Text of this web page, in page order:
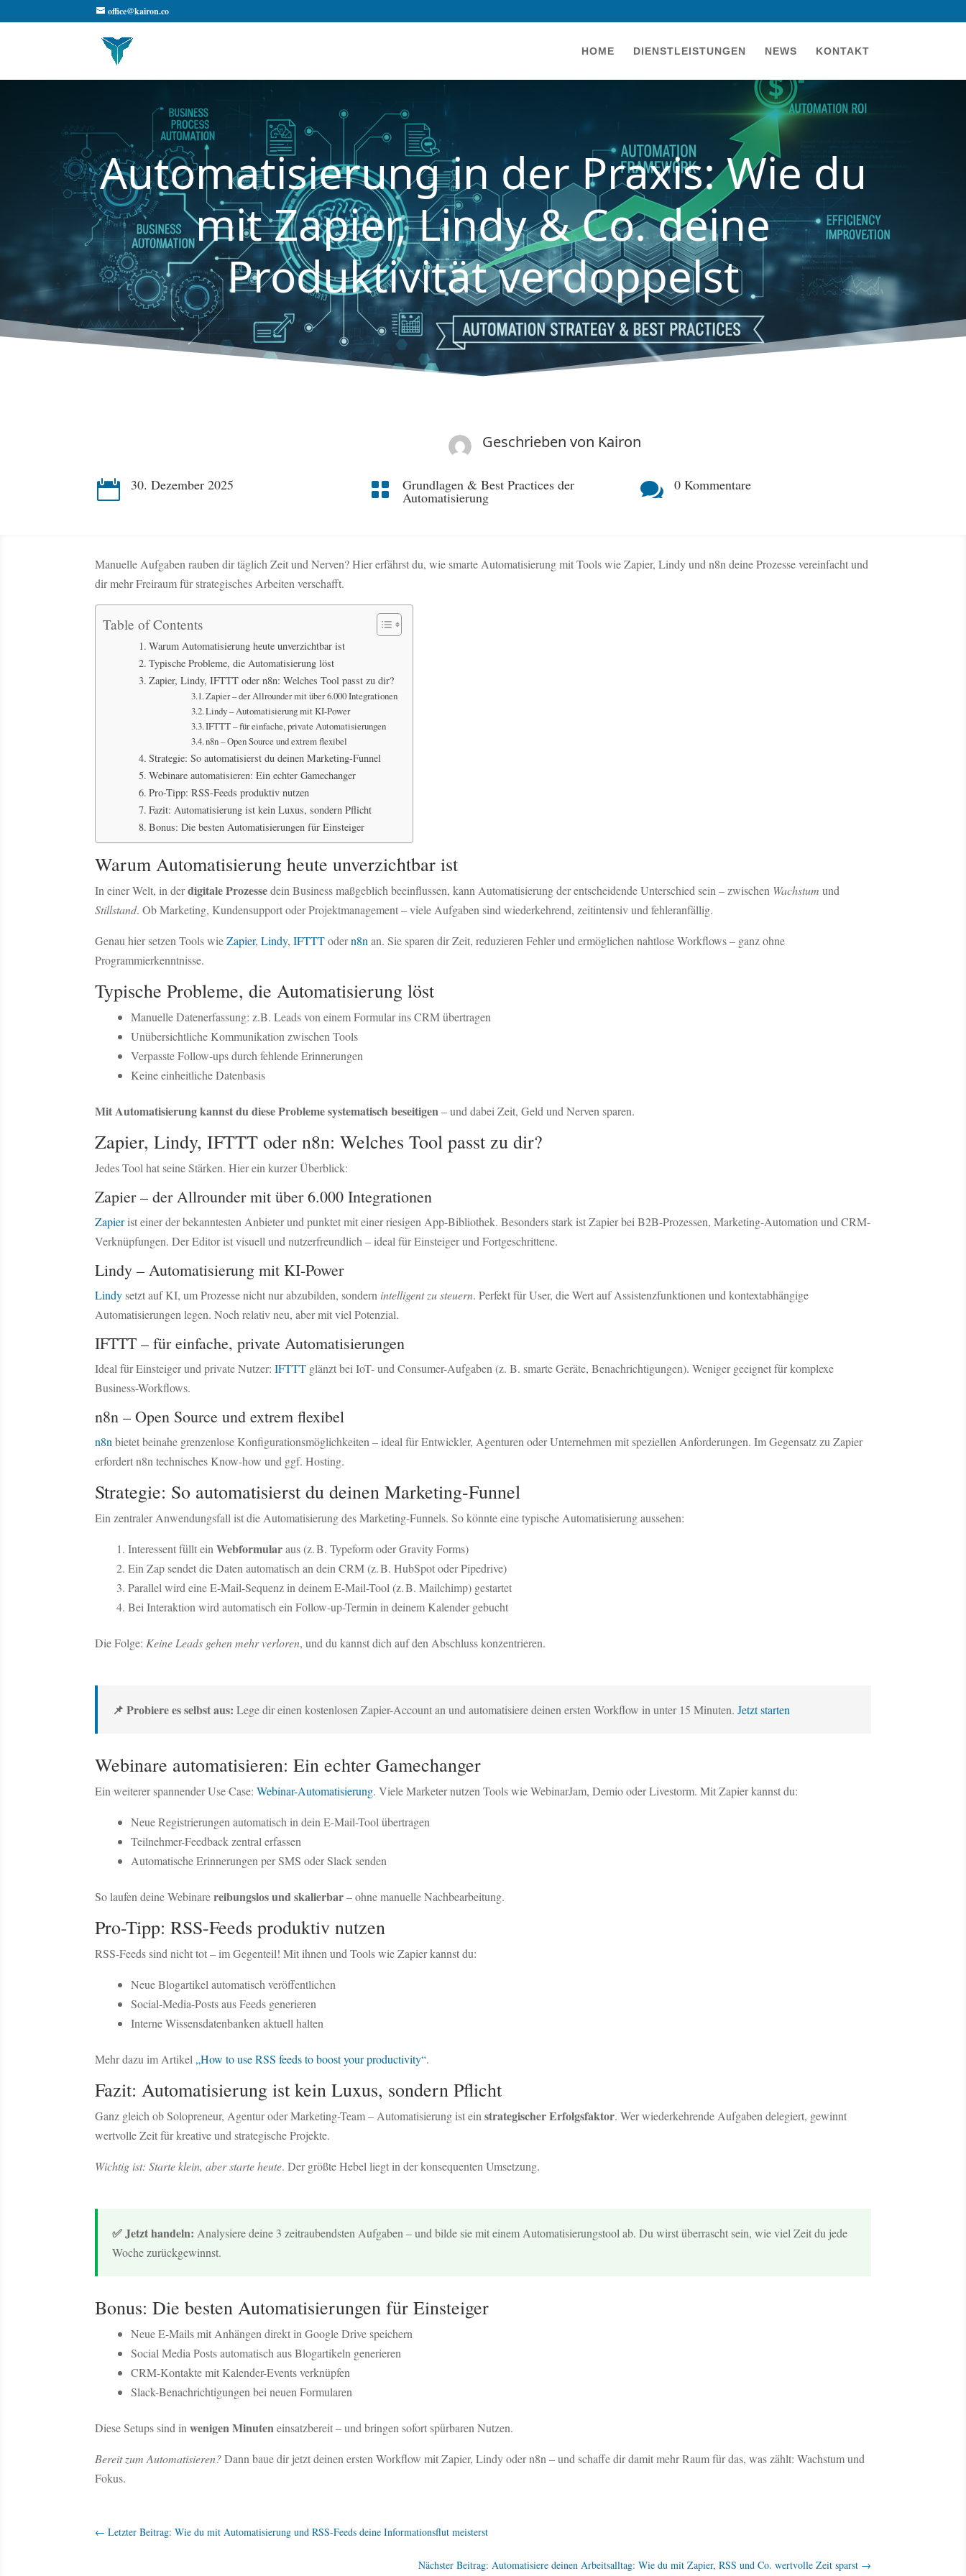
office@kairon.co
HOME DIENSTLEISTUNGEN NEWS KONTAKT
Automatisierung in der Praxis: Wie du
mit Zapier, Lindy & Co. deine
Produktivität verdoppelst
Geschrieben von Kairon
 30. Dezember 2025  Grundlagen & Best Practices der
Automatisierung  0 Kommentare
Manuelle Aufgaben rauben dir täglich Zeit und Nerven? Hier erfährst du, wie smarte Automatisierung mit Tools wie Zapier, Lindy und n8n deine Prozesse vereinfacht und
dir mehr Freiraum für strategisches Arbeiten verschafft.
Table of Contents
Warum Automatisierung heute unverzichtbar ist
Typische Probleme, die Automatisierung löst
Zapier, Lindy, IFTTT oder n8n: Welches Tool passt zu dir?
Zapier – der Allrounder mit über 6.000 Integrationen
Lindy – Automatisierung mit KI-Power
IFTTT – für einfache, private Automatisierungen
n8n – Open Source und extrem flexibel
Strategie: So automatisierst du deinen Marketing-Funnel
Webinare automatisieren: Ein echter Gamechanger
Pro-Tipp: RSS-Feeds produktiv nutzen
Fazit: Automatisierung ist kein Luxus, sondern Pflicht
Bonus: Die besten Automatisierungen für Einsteiger
Warum Automatisierung heute unverzichtbar ist
In einer Welt, in derdigitale Prozessedein Business maßgeblich beeinflussen, kann Automatisierung der entscheidende Unterschied sein – zwischen Wachstum und
Stillstand. Ob Marketing, Kundensupport oder Projektmanagement – viele Aufgaben sind wiederkehrend, zeitintensiv und fehleranfällig.
Genau hier setzen Tools wieZapier, Lindy, IFTTTodern8n an. Sie sparen dir Zeit, reduzieren Fehler und ermöglichen nahtlose Workflows – ganz ohne
Programmierkenntnisse.
Typische Probleme, die Automatisierung löst
Manuelle Datenerfassung: z.B. Leads von einem Formular ins CRM übertragen
Unübersichtliche Kommunikation zwischen Tools
Verpasste Follow-ups durch fehlende Erinnerungen
Keine einheitliche Datenbasis
Mit Automatisierung kannst du diese Probleme systematisch beseitigen – und dabei Zeit, Geld und Nerven sparen.
Zapier, Lindy, IFTTT oder n8n: Welches Tool passt zu dir?
Jedes Tool hat seine Stärken. Hier ein kurzer Überblick:
Zapier – der Allrounder mit über 6.000 Integrationen
Zapierist einer der bekanntesten Anbieter und punktet mit einer riesigen App-Bibliothek. Besonders stark ist Zapier bei B2B-Prozessen, Marketing-Automation und CRM-
Verknüpfungen. Der Editor ist visuell und nutzerfreundlich – ideal für Einsteiger und Fortgeschrittene.
Lindy – Automatisierung mit KI-Power
Lindysetzt auf KI, um Prozesse nicht nur abzubilden, sondern intelligent zu steuern. Perfekt für User, die Wert auf Assistenzfunktionen und kontextabhängige
Automatisierungen legen. Noch relativ neu, aber mit viel Potenzial.
IFTTT – für einfache, private Automatisierungen
Ideal für Einsteiger und private Nutzer: IFTTT glänzt bei IoT- und Consumer-Aufgaben (z. B. smarte Geräte, Benachrichtigungen). Weniger geeignet für komplexe
Business-Workflows.
n8n – Open Source und extrem flexibel
n8n bietet beinahe grenzenlose Konfigurationsmöglichkeiten – ideal für Entwickler, Agenturen oder Unternehmen mit speziellen Anforderungen. Im Gegensatz zu Zapier
erfordert n8n technisches Know-how und ggf. Hosting.
Strategie: So automatisierst du deinen Marketing-Funnel
Ein zentraler Anwendungsfall ist die Automatisierung des Marketing-Funnels. So könnte eine typische Automatisierung aussehen:
Interessent füllt ein Webformularaus (z. B. Typeform oder Gravity Forms)
Ein Zap sendet die Daten automatisch an dein CRM (z. B. HubSpot oder Pipedrive)
Parallel wird eine E-Mail-Sequenz in deinem E-Mail-Tool (z. B. Mailchimp) gestartet
Bei Interaktion wird automatisch ein Follow-up-Termin in deinem Kalender gebucht
Die Folge: Keine Leads gehen mehr verloren, und du kannst dich auf den Abschluss konzentrieren.
📌 Probiere es selbst aus: Lege dir einen kostenlosen Zapier-Account an und automatisiere deinen ersten Workflow in unter 15 Minuten. Jetzt starten
Webinare automatisieren: Ein echter Gamechanger
Ein weiterer spannender Use Case: Webinar-Automatisierung. Viele Marketer nutzen Tools wie WebinarJam, Demio oder Livestorm. Mit Zapier kannst du:
Neue Registrierungen automatisch in dein E-Mail-Tool übertragen
Teilnehmer-Feedback zentral erfassen
Automatische Erinnerungen per SMS oder Slack senden
So laufen deine Webinarereibungslos und skalierbar– ohne manuelle Nachbearbeitung.
Pro-Tipp: RSS-Feeds produktiv nutzen
RSS-Feeds sind nicht tot – im Gegenteil! Mit ihnen und Tools wie Zapier kannst du:
Neue Blogartikel automatisch veröffentlichen
Social-Media-Posts aus Feeds generieren
Interne Wissensdatenbanken aktuell halten
Mehr dazu im Artikel „How to use RSS feeds to boost your productivity“.
Fazit: Automatisierung ist kein Luxus, sondern Pflicht
Ganz gleich ob Solopreneur, Agentur oder Marketing-Team – Automatisierung ist ein strategischer Erfolgsfaktor. Wer wiederkehrende Aufgaben delegiert, gewinnt
wertvolle Zeit für kreative und strategische Projekte.
Wichtig ist: Starte klein, aber starte heute. Der größte Hebel liegt in der konsequenten Umsetzung.
✅ Jetzt handeln: Analysiere deine 3 zeitraubendsten Aufgaben – und bilde sie mit einem Automatisierungstool ab. Du wirst überrascht sein, wie viel Zeit du jede
Woche zurückgewinnst.
Bonus: Die besten Automatisierungen für Einsteiger
Neue E-Mails mit Anhängen direkt in Google Drive speichern
Social Media Posts automatisch aus Blogartikeln generieren
CRM-Kontakte mit Kalender-Events verknüpfen
Slack-Benachrichtigungen bei neuen Formularen
Diese Setups sind in wenigen Minuten einsatzbereit – und bringen sofort spürbaren Nutzen.
Bereit zum Automatisieren?Dann baue dir jetzt deinen ersten Workflow mit Zapier, Lindy oder n8n – und schaffe dir damit mehr Raum für das, was zählt: Wachstum und
Fokus.
← Letzter Beitrag: Wie du mit Automatisierung und RSS-Feeds deine Informationsflut meisterst
Nächster Beitrag: Automatisiere deinen Arbeitsalltag: Wie du mit Zapier, RSS und Co. wertvolle Zeit sparst →